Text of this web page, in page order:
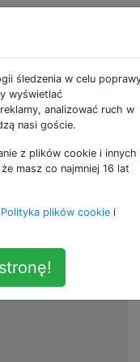
śledzenia w celu
wyświetlać
analizować ruch w
nasi goście.
z plików cookie i innych
masz co najmniej 16 lat
Polityka plików cookie i